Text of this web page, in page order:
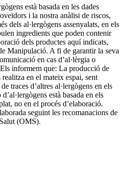
està basada en les dades
i la nostra anàlisi de riscos,
dels al·lergògens assenyalats, en els
ingredients que poden contenir
dels productes aquí indicats,
Manipulació. A fi de garantir la seva
en cas d’al·lèrgia o
informem que: La producció de
en el mateix espai, sent
traces d’altres al·lergògens en els
està basada en els
no en el procés d’elaboració.
seguint les recomanacions de
(OMS).